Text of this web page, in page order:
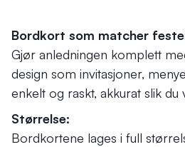
Bordkort som matcher
Gjør anledningen komplett
design som invitasjoner,
enkelt og raskt, akkurat slik du
Størrelse:
Bordkortene lages i full